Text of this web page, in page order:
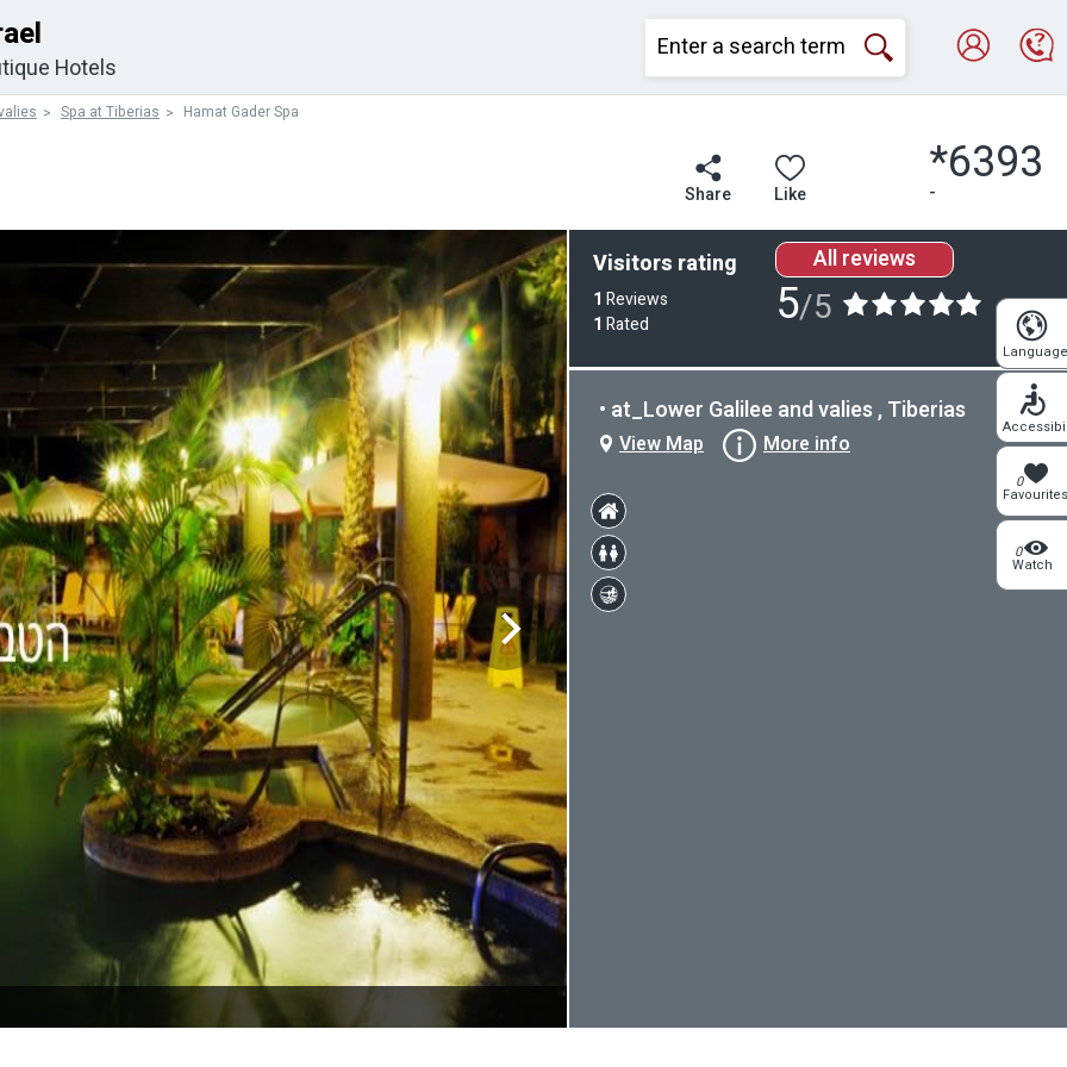
Hotels
Language
0
Favourites
0
Watch
Spa at Tiberias Hamat Gader Spa
Share Like
*6393
-
Visitors rating
1 Reviews
1 Rated
All reviews
5/5
• at_Lower Galilee and valies , Tiberias
View Map More info